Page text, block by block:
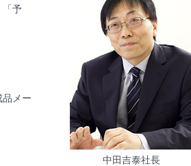
中田吉泰社長
「予
メー